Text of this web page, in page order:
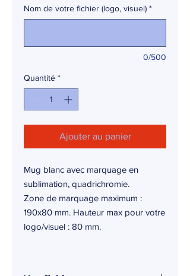
Nom de votre fichier (logo, visuel) *
0/500
Quantité *
Ajouter au panier
Mug blanc avec marquage en
sublimation, quadrichromie.
Zone de marquage maximum :
190x80 mm. Hauteur max pour votre
logo/visuel : 80 mm.